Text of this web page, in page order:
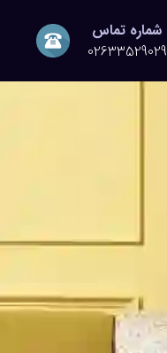
شماره تماس
02633529029